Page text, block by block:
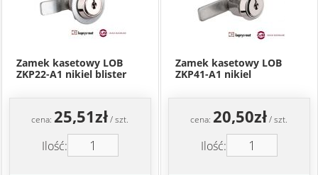
Zamek kasetowy LOB
ZKP22-A1 nikiel blister
cena:25,51zł/ szt.
Ilość:
Zamek kasetowy LOB
ZKP41-A1 nikiel
cena:20,50zł/ szt.
Ilość: